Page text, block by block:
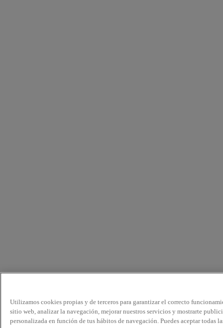
Utilizamos cookies propias y de terceros para garantizar el correcto
sitio web, analizar la navegación, mejorar nuestros servicios y mostrarte
personalizada en función de tus hábitos de navegación. Puedes aceptar todas